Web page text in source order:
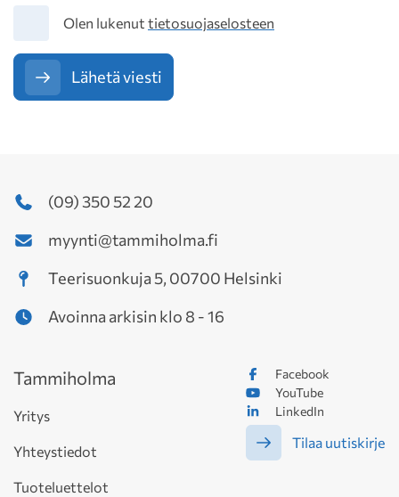
TietosuojaOlen lukenut tietosuojaselosteen
Lähetä viesti
(09) 350 52 20
myynti@tammiholma.fi
Teerisuonkuja 5, 00700 Helsinki
Avoinna arkisin klo 8 - 16
Facebook
YouTube
LinkedIn
Tilaa uutiskirje
Tammiholma
Yritys
Yhteystiedot
Tuoteluettelot